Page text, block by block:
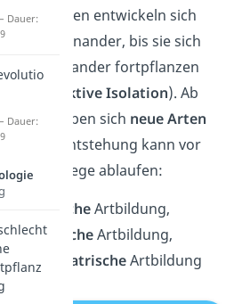
entwickeln sich
voneinander, bis sie sich
miteinander fortpflanzen
reproduktive Isolation). Ab
haben sich neue Arten
Die Artentstehung kann vor
drei Wege ablaufen:
allopatrischeArtbildung,
sympatrischeArtbildung,
dieparapatrischeArtbildung
Dauer:
Dauer: